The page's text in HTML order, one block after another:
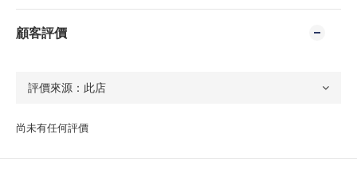
顧客評價
尚未有任何評價